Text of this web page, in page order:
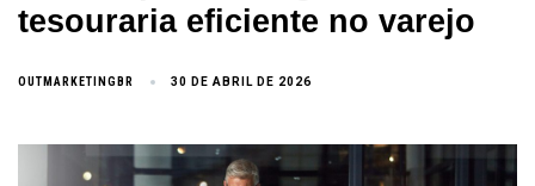
tesouraria eficiente no varejo
OUTMARKETINGBR 30 DE ABRIL DE 2026